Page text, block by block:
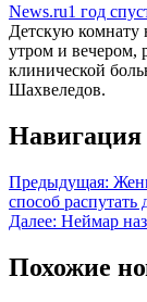
News.ru1 год
Детскую комнату
утром и вечером,
клинической
Шахвеледов.
Навигация
Предыдущая:
способ
Далее: Неймар
Похожие